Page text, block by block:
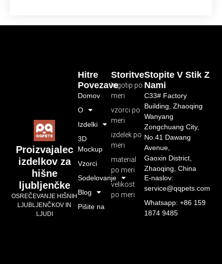
Proizvajalec
izdelkov za
hišne
ljubljenčke
OSREČEVANJE HIŠNIH
LJUBLJENČKOV IN
LJUDI
Storitve
logotip po
meri
vzorci po
meri
izdelek po
meri
material
po meri
velikost
po meri
Hitre
Povezave
Domov
O
Izdelki
3D
Mockup
Vzorci
Sodelovanje
Blog
Pišite na
Stopite V Stik Z
Nami
C33# Factory
Building, Zhaoqing
Wanyang
Zongchuang City,
No.41 Dawang
Avenue,
Gaoxin District,
Zhaoqing, China
E-naslov:
service@qqpets.com
Whatsapp: +86 159
1874 9485